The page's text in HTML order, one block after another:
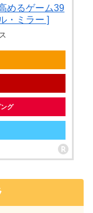
めるゲーム39
・ミラー ]
グ